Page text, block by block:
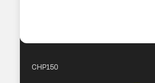
CHP150